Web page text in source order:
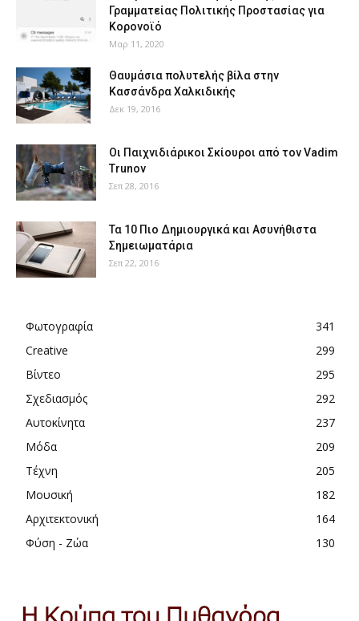
Γραμματείας Πολιτικής Προστασίας για
Κορονοϊό
Μαρ 11, 2020
Θαυμάσια πολυτελής βίλα στην
Κασσάνδρα Χαλκιδικής
Δεκ 19, 2016
Οι Παιχνιδιάρικοι Σκίουροι από τον Vadim
Trunov
Σεπ 28, 2016
Τα 10 Πιο Δημιουργικά και Ασυνήθιστα
Σημειωματάρια
Σεπ 22, 2016
Φωτογραφία
341
Creative
299
Βίντεο
295
Σχεδιασμός
292
Αυτοκίνητα
237
Μόδα
209
Τέχνη
205
Μουσική
182
Αρχιτεκτονική
164
Φύση - Ζώα
130